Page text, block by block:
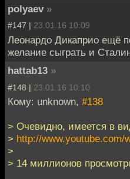
polyaev »
#147 | 23.01.16 10:09
Леонардо Дикаприо ещё
желание сыграть и
hattab13 »
#148 | 23.01.16 10:10
Кому: unknown, #138
> Очевидно, имеется в
> http://www.youtube.com/
>
> 14 миллионов